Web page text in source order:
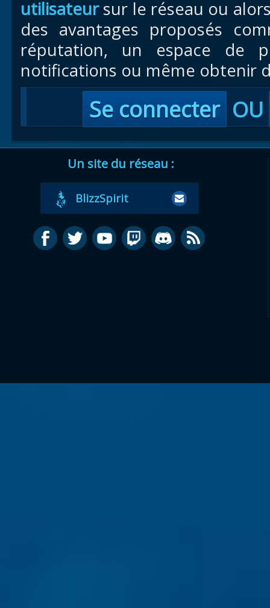
utilisateursur le réseau ou
des avantages proposés
réputation, un espace de
notifications ou même obtenir
Se connecter OU
Un site du réseau :
BlizzSpirit